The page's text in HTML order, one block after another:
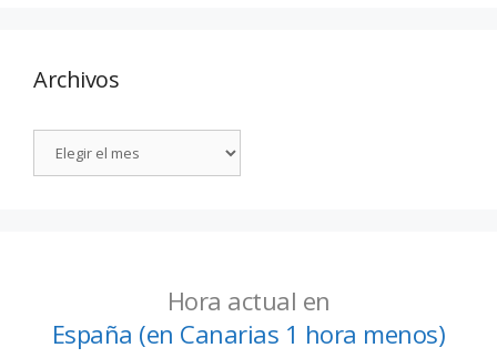
Archivos
Hora actual en
España (en Canarias 1 hora menos)